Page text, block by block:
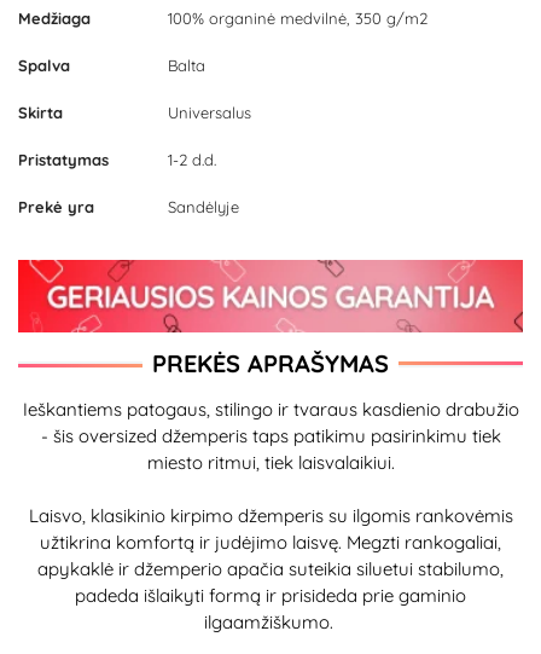
Medžiaga 100% organinė medvilnė, 350 g/m2
Spalva Balta
Skirta Universalus
Pristatymas 1-2 d.d.
Prekė yra Sandėlyje
PREKĖS APRAŠYMAS
Ieškantiems patogaus, stilingo ir tvaraus kasdienio drabužio
- šis oversized džemperis taps patikimu pasirinkimu tiek
miesto ritmui, tiek laisvalaikiui.
Laisvo, klasikinio kirpimo džemperis su ilgomis rankovėmis
užtikrina komfortą ir judėjimo laisvę. Megzti rankogaliai,
apykaklė ir džemperio apačia suteikia siluetui stabilumo,
padeda išlaikyti formą ir prisideda prie gaminio
ilgaamžiškumo.